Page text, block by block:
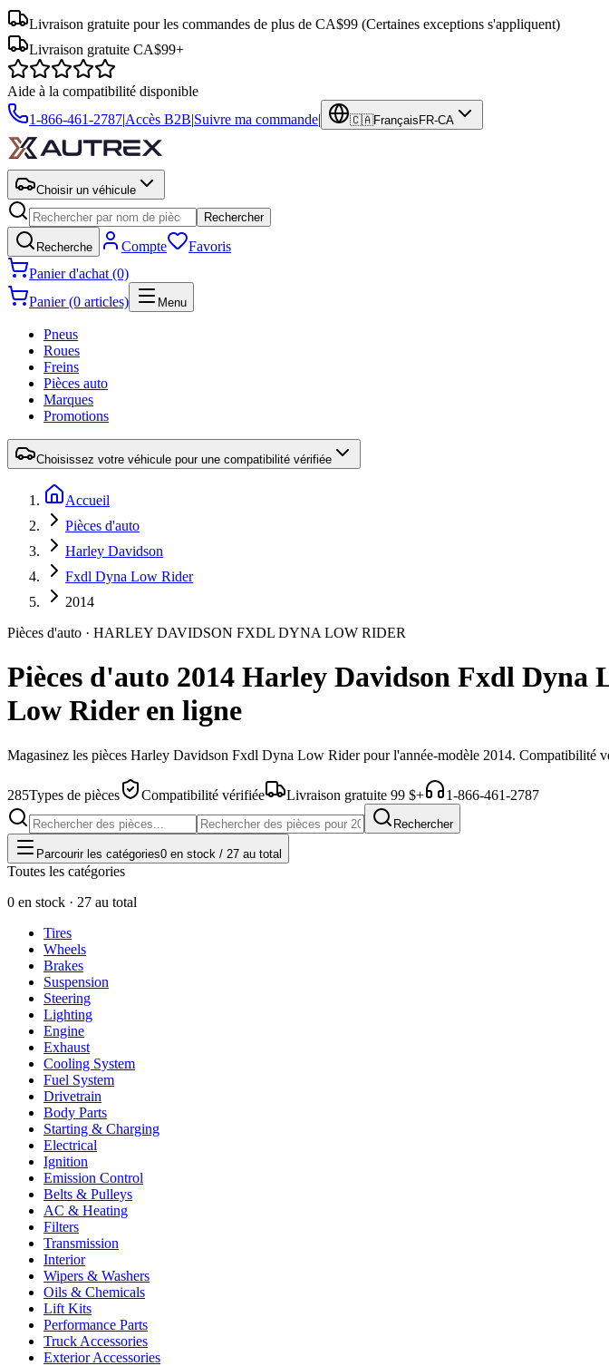
Livraison gratuite pour les commandes de plus de CA$99 (Certaines exceptions s'appliquent)
Livraison gratuite CA$99+
Aide à la compatibilité disponible
1-866-461-2787|Accès B2B|Suivre ma commande| 🇨🇦Français FR-CA
Choisir un véhicule
Rechercher
Recherche Compte
Favoris
Panier d'achat (0)
Panier (0 articles)
Menu
Pneus
Roues
Freins
Pièces auto
Marques
Promotions
Choisissez votre véhicule pour une compatibilité vérifiée
Accueil
Pièces d'auto
Harley Davidson
Fxdl Dyna Low Rider
2014
Pièces d'auto · HARLEY DAVIDSON FXDL DYNA LOW RIDER
Pièces d'auto 2014 Harley Davidson Fxdl
Low Rider en ligne
Magasinez les pièces Harley Davidson Fxdl Dyna Low Riderpour l'année-modèle 2014. Compatibilité
285Types de pièces Compatibilité vérifiée Livraison gratuite 99 $+ 1-866-461-2787
Rechercher
Parcourir les catégories0 en stock / 27 au total
Toutes les catégories
0 en stock · 27 au total
Tires
Wheels
Brakes
Suspension
Steering
Lighting
Engine
Exhaust
Cooling System
Fuel System
Drivetrain
Body Parts
Starting & Charging
Electrical
Ignition
Emission Control
Belts & Pulleys
AC & Heating
Filters
Transmission
Interior
Wipers & Washers
Oils & Chemicals
Lift Kits
Performance Parts
Truck Accessories
Exterior Accessories